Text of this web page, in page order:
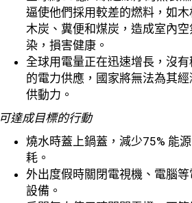
逼使他們採用較差的燃料，如木
木炭、糞便和煤炭，造成室內空
染，損害健康。
全球用電量正在迅速增長，沒有
的電力供應，國家將無法為其經
供動力。
可達成目標的行動
燒水時蓋上鍋蓋，減少75% 能
耗。
外出度假時關閉電視機、電腦等
設備。